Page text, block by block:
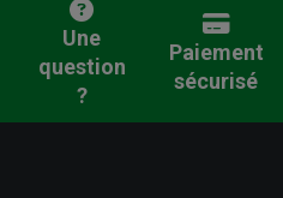
Une
question
?
Paiement
sécurisé